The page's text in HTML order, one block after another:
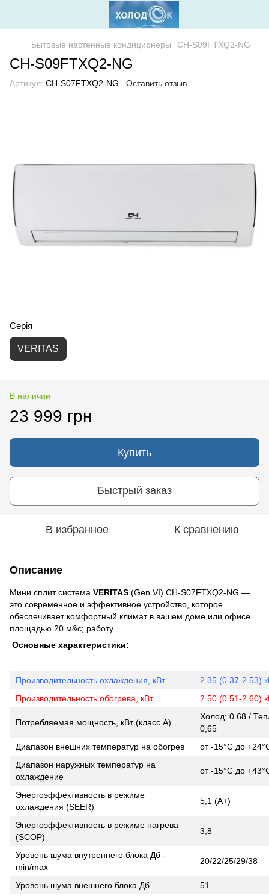
Бытовые настенные кондиционеры CH-S09FTXQ2-NG
CH-S09FTXQ2-NG
Артикул: CH-S07FTXQ2-NG Оставить отзыв
Серія
VERITAS
В наличии
23 999 грн
Купить
Быстрый заказ
В избранное К сравнению
Описание
Мини сплит система VERITAS (Gen VI) CH-S07FTXQ2-NG —
это современное и эффективное устройство, которое
обеспечивает комфортный климат в вашем доме или офисе
площадью 20 м&с; работу.
Основные характеристики:
Производительность охлаждения, кВт
2.35 (0.37-2.53)
Производительность обогрева, кВт
2.50 (0.51-2.60)
Потребляемая мощность, кВт (класс А)
Холод: 0.68 /
0,65
Диапазон внешних температур на обогрев
от -15°С до
Диапазон наружных температур на
охлаждение
от -15°С до
Энергоэффективность в режиме
охлаждения (SEER)
5,1 (А+)
Энергоэффективность в режиме нагрева
(SCOP)
3,8
Уровень шума внутреннего блока Дб -
min/max
20/22/25/29/38
Уровень шума внешнего блока Дб
51